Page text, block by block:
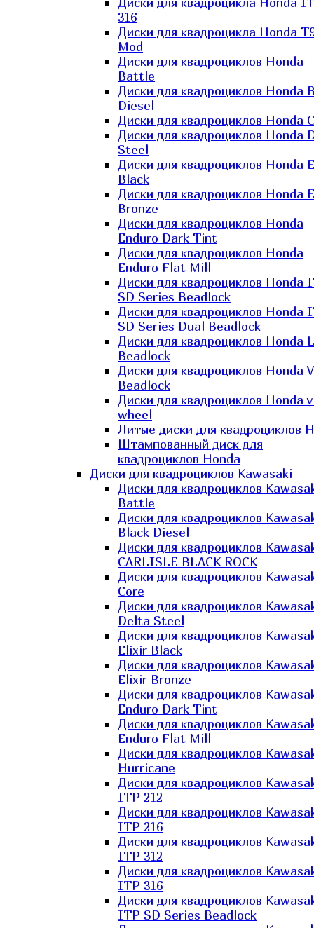
316
Диски для квадроцикла Honda
Mod
Диски для квадроциклов Honda
Battle
Диски для квадроциклов Honda
Diesel
Диски для квадроциклов Honda
Диски для квадроциклов Honda
Steel
Диски для квадроциклов Honda
Black
Диски для квадроциклов Honda
Bronze
Диски для квадроциклов Honda
Enduro Dark Tint
Диски для квадроциклов Honda
Enduro Flat Mill
Диски для квадроциклов Honda
SD Series Beadlock
Диски для квадроциклов Honda
SD Series Dual Beadlock
Диски для квадроциклов Honda
Beadlock
Диски для квадроциклов Honda
Beadlock
Диски для квадроциклов Honda
wheel
Литые диски для квадроциклов
Штампованный диск для
квадроциклов Honda
Диски для квадроциклов Kawasaki
Диски для квадроциклов
Battle
Диски для квадроциклов
Black Diesel
Диски для квадроциклов
CARLISLE BLACK ROCK
Диски для квадроциклов
Core
Диски для квадроциклов
Delta Steel
Диски для квадроциклов
Elixir Black
Диски для квадроциклов
Elixir Bronze
Диски для квадроциклов
Enduro Dark Tint
Диски для квадроциклов
Enduro Flat Mill
Диски для квадроциклов
Hurricane
Диски для квадроциклов
ITP 212
Диски для квадроциклов
ITP 216
Диски для квадроциклов
ITP 312
Диски для квадроциклов
ITP 316
Диски для квадроциклов
ITP SD Series Beadlock